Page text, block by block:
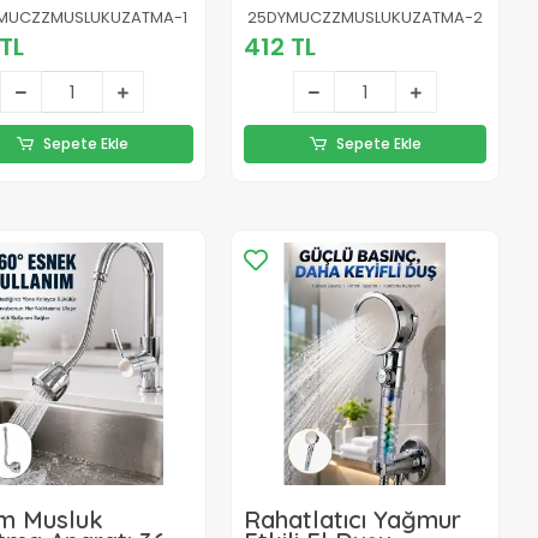
Spiral Musluk1
Sepete Ekle
Ayarlanabilir Musluk
Başlığı
25DYMUCZZMUSLUKUZATMA-2
412 TL
Sepete Ekle
Musluk Rahatlatıcı Yağmur